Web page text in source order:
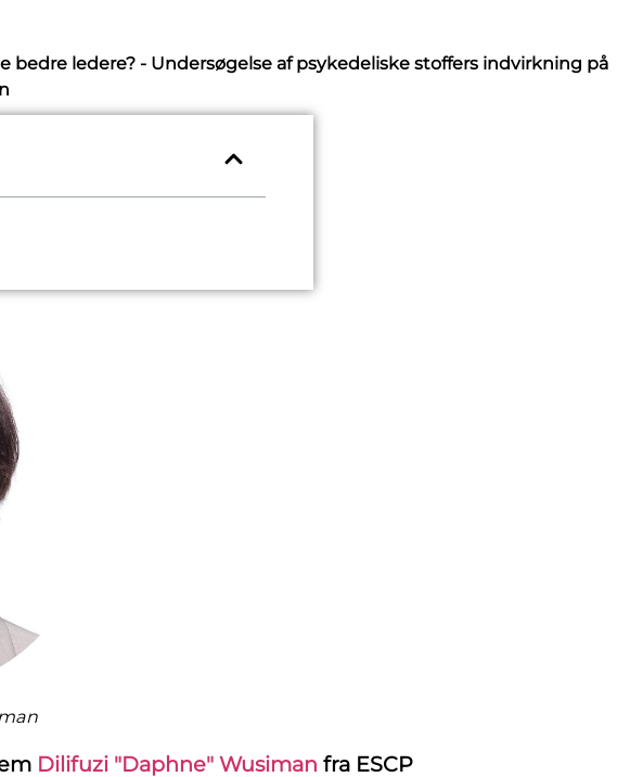
bedre ledere? - Undersøgelse af psykedeliske stoffers indvirkning på
Dilifuzi "Daphne" Wusiman fra ESCP